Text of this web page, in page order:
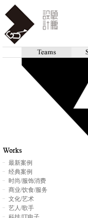
最新案例
经典案例
时尚/服饰消费
商业/饮食/服务
文化/艺术
艺人/歌手